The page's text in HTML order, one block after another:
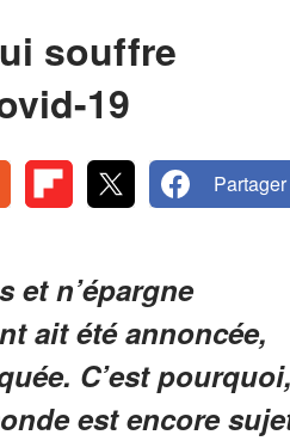
souffre
19
Partager
et n’épargne
ait été annoncée,
C’est pourquoi,
est encore